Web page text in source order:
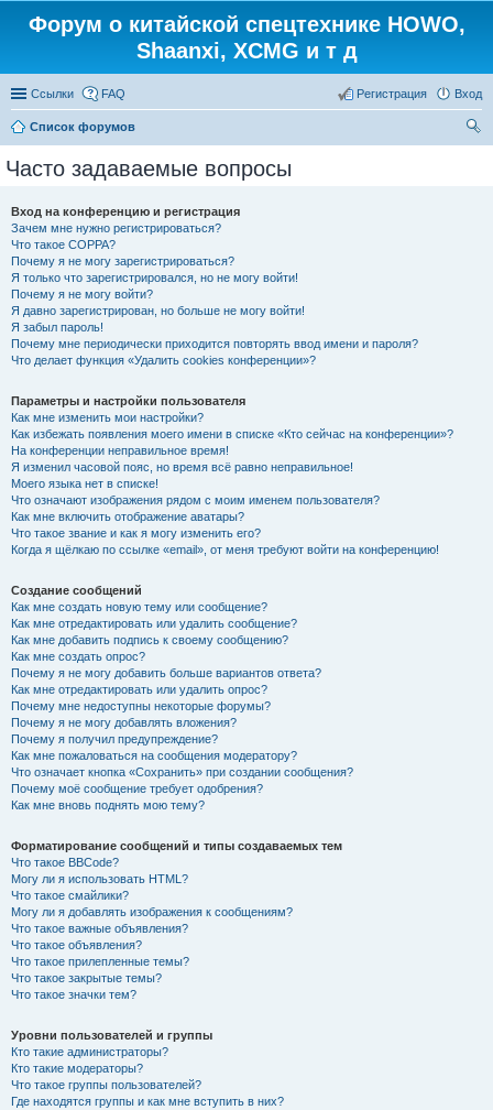
Форум о китайской спецтехнике HOWO,
Shaanxi, XCMG и т д
Ссылки FAQ Вход
Регистрация
Список форумов
Часто задаваемые вопросы
Вход на конференцию и регистрация
Зачем мне нужно регистрироваться?
Что такое COPPA?
Почему я не могу зарегистрироваться?
Я только что зарегистрировался, но не могу войти!
Почему я не могу войти?
Я давно зарегистрирован, но больше не могу войти!
Я забыл пароль!
Почему мне периодически приходится повторять ввод имени и пароля?
Что делает функция «Удалить cookies конференции»?
Параметры и настройки пользователя
Как мне изменить мои настройки?
Как избежать появления моего имени в списке «Кто сейчас на конференции»?
На конференции неправильное время!
Я изменил часовой пояс, но время всё равно неправильное!
Моего языка нет в списке!
Что означают изображения рядом с моим именем пользователя?
Как мне включить отображение аватары?
Что такое звание и как я могу изменить его?
Когда я щёлкаю по ссылке «email», от меня требуют войти на конференцию!
Создание сообщений
Как мне создать новую тему или сообщение?
Как мне отредактировать или удалить сообщение?
Как мне добавить подпись к своему сообщению?
Как мне создать опрос?
Почему я не могу добавить больше вариантов ответа?
Как мне отредактировать или удалить опрос?
Почему мне недоступны некоторые форумы?
Почему я не могу добавлять вложения?
Почему я получил предупреждение?
Как мне пожаловаться на сообщения модератору?
Что означает кнопка «Сохранить» при создании сообщения?
Почему моё сообщение требует одобрения?
Как мне вновь поднять мою тему?
Форматирование сообщений и типы создаваемых тем
Что такое BBCode?
Могу ли я использовать HTML?
Что такое смайлики?
Могу ли я добавлять изображения к сообщениям?
Что такое важные объявления?
Что такое объявления?
Что такое прилепленные темы?
Что такое закрытые темы?
Что такое значки тем?
Уровни пользователей и группы
Кто такие администраторы?
Кто такие модераторы?
Что такое группы пользователей?
Где находятся группы и как мне вступить в них?